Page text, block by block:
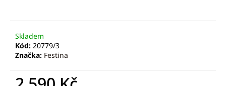
Skladem
Kód: 20779/3
Značka: Festina
D
o
p
o